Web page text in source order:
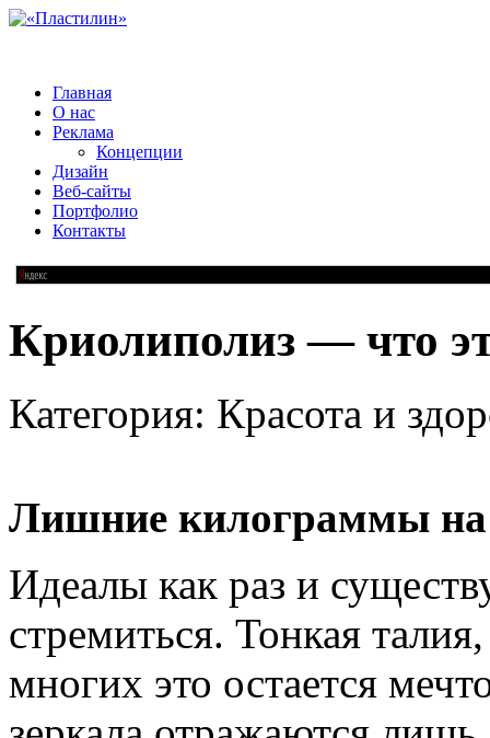
Главная
О нас
Реклама
Концепции
Дизайн
Веб-сайты
Портфолио
Контакты
Криолиполиз — что
Категория: Красота и
Лишние килограммы на
Идеалы как раз и
стремиться. Тонкая
многих это остается